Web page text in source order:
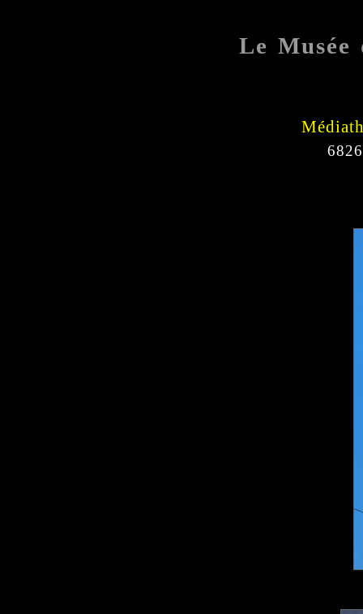
Le Musée